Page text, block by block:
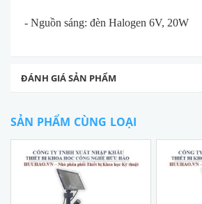
- Nguồn sáng: đèn Halogen 6V, 20W
ĐÁNH GIÁ SẢN PHẨM
SẢN PHẨM CÙNG LOẠI